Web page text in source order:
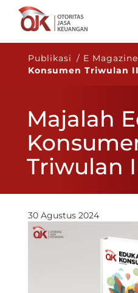
Tentang OJK
Fungsi Utama
Regulasi
Statistik
Layanan
Publikasi / E
Konsumen Triwulan
Majalah
Triwulan
30 Agustus 2024